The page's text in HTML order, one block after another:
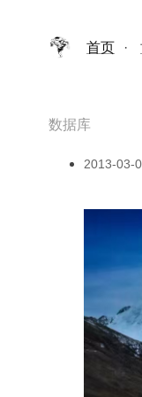
首页 ·
数据库
2013-03-